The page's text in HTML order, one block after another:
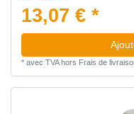
13,07 € *
* avec TVAhors Frais de